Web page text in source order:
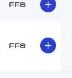
FFS
FFS